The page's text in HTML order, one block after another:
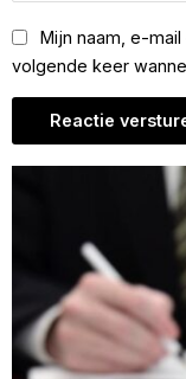
Mijn naam, e-
volgende keer